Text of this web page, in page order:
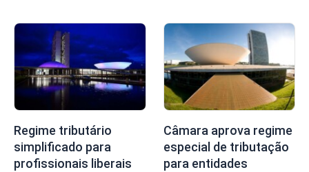
Regime tributário
simplificado para
profissionais liberais
Câmara aprova regime
especial de tributação
para entidades